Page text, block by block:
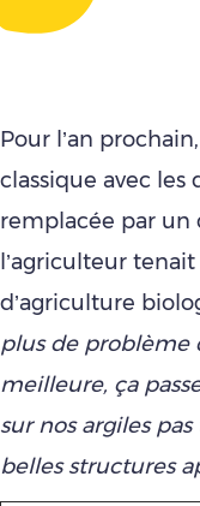
Pour l’an
classique avec les
remplacée par un
l’agriculteur
d’agriculture
plus de problème
meilleure, ça
sur nos argiles
belles structures